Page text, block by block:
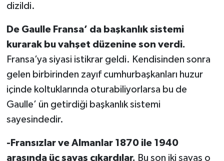
dizildi.
De Gaulle Fransa’ da başkanlık sistemi
kurarak bu vahşet düzenine son verdi.
Fransa’ya siyasi istikrar geldi. Kendisinden sonra
gelen birbirinden zayıf cumhurbaşkanları huzur
içinde koltuklarında oturabiliyorlarsa bu de
Gaulle’ ün getirdiği başkanlık sistemi
sayesindedir.
-Fransızlar ve Almanlar 1870 ile 1940
arasında üç savaş çıkardılar. Bu son iki savaş o